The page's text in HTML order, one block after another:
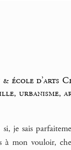
école d’arts
urbanisme,
je sais
à mon vouloir,